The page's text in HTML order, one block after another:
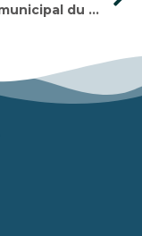
Conseil municipal du 23 septembre 2020